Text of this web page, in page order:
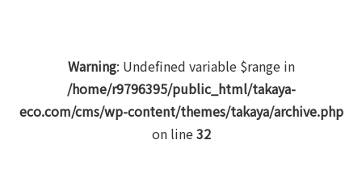
Warning: Undefined variable $range in
/home/r9796395/public_html/takaya-
eco.com/cms/wp-content/themes/takaya/archive.php
on line32